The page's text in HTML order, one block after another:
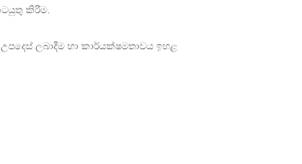
කිරීම.
ලබාදීම හා කාර්යක්ෂමතාවය ඉහළ